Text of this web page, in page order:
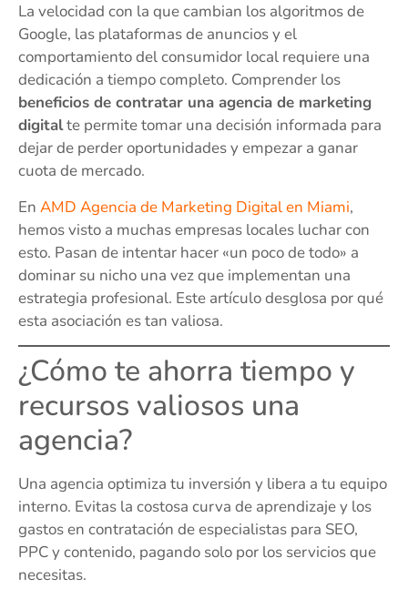
La velocidad con la que cambian los algoritmos de
Google, las plataformas de anuncios y el
comportamiento del consumidor local requiere una
dedicación a tiempo completo. Comprender los
beneficios de contratar una agencia de marketing
digitalte permite tomar una decisión informada para
dejar de perder oportunidades y empezar a ganar
cuota de mercado.
En AMD Agencia de Marketing Digital en Miami,
hemos visto a muchas empresas locales luchar con
esto. Pasan de intentar hacer «un poco de todo» a
dominar su nicho una vez que implementan una
estrategia profesional. Este artículo desglosa por qué
esta asociación es tan valiosa.
¿Cómo te ahorra tiempo y
recursos valiosos una
agencia?
Una agencia optimiza tu inversión y libera a tu equipo
interno. Evitas la costosa curva de aprendizaje y los
gastos en contratación de especialistas para SEO,
PPC y contenido, pagando solo por los servicios que
necesitas.